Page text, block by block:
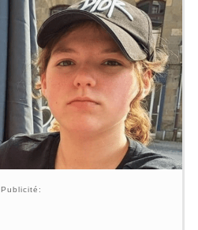
Publicité: